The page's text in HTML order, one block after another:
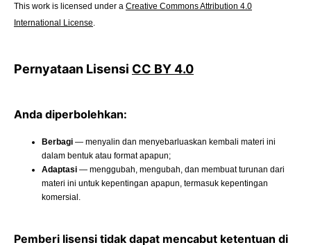
This work is licensed under a Creative Commons Attribution 4.0
International License.
Pernyataan Lisensi CC BY 4.0
Anda diperbolehkan:
Berbagi— menyalin dan menyebarluaskan kembali materi ini
dalam bentuk atau format apapun;
Adaptasi— menggubah, mengubah, dan membuat turunan dari
materi ini untuk kepentingan apapun, termasuk kepentingan
komersial.
Pemberi lisensi tidak dapat mencabut ketentuan di